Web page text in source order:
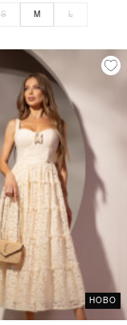
S M L
НОВО